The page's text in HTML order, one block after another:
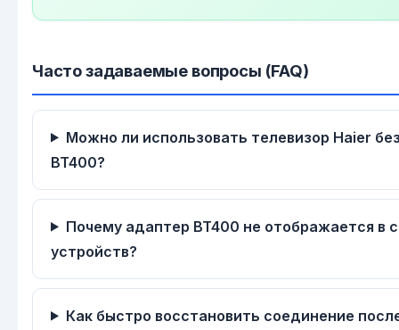
Часто задаваемые вопросы (FAQ)
Можно ли использовать телевизор Haier
BT400?
Почему адаптер BT400 не отображается в
устройств?
Как быстро восстановить соединение